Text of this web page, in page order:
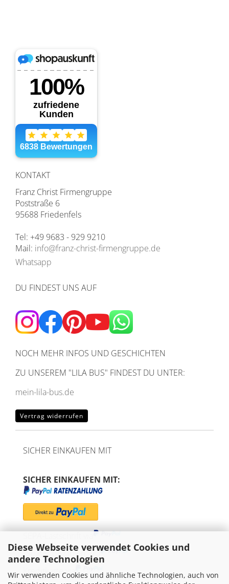
Diese Webseite verwendet Cookies und
andere Technologien
Wir verwenden Cookies und ähnliche Technologien, auch von
KONTAKT
Franz Christ Firmengruppe
Poststraße 6
95688 Friedenfels
Tel: +49 9683 - 929 9210
Mail: info@franz-christ-firmengruppe.de
Whatsapp
DU FINDEST UNS AUF
NOCH MEHR INFOS UND GESCHICHTEN
ZU UNSEREM "LILA BUS" FINDEST DU UNTER:
mein-lila-bus.de
Vertrag widerrufen
SICHER EINKAUFEN MIT
SICHER EINKAUFEN MIT:
"Später bezahlen" via
Kreditkarte via